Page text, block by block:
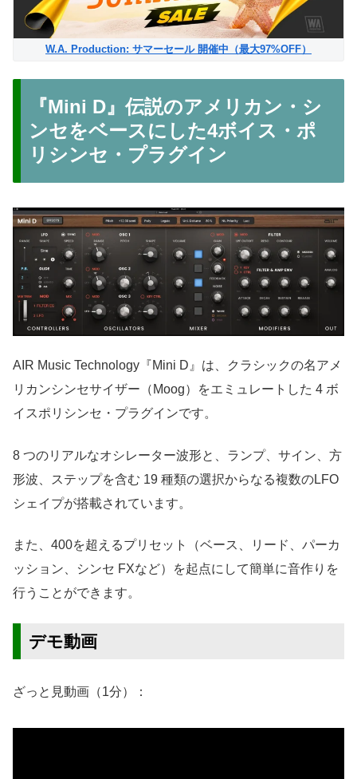
W.A. Production: サマーセール 開催中（最大97%OFF）
『Mini D』伝説のアメリカン・シ
ンセをベースにした4ボイス・ポ
リシンセ・プラグイン
AIR Music Technology『Mini D』は、クラシックの名アメ
リカンシンセサイザー（Moog）をエミュレートした 4 ボ
イスポリシンセ・プラグインです。
8 つのリアルなオシレーター波形と、ランプ、サイン、方
形波、ステップを含む 19 種類の選択からなる複数のLFO
シェイプが搭載されています。
また、400を超えるプリセット（ベース、リード、パーカ
ッション、シンセ FXなど）を起点にして簡単に音作りを
行うことができます。
デモ動画
ざっと見動画（1分）：